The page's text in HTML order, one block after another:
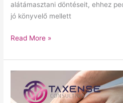
alátámasztani döntéseit, ehhez
jó könyvelő mellett
Read More »
jó